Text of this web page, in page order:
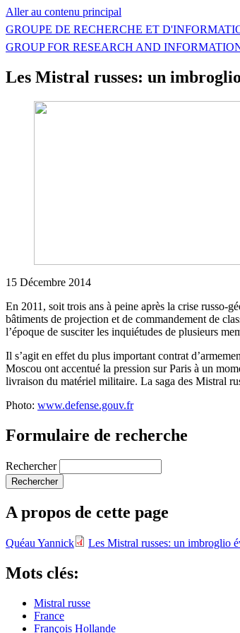
Aller au contenu principal
GROUPE DE RECHERCHE ET
GROUP FOR RESEARCH AND
Les Mistral russes: un
15 Décembre 2014
En 2011, soit trois ans à peine après la crise russo-
bâtiments de projection et de commandement de
l’époque de susciter les inquiétudes de plusieurs
Il s’agit en effet du plus important contrat
Moscou ont accentué la pression sur Paris à un
livraison du matériel militaire. La saga des Mistral
Photo: www.defense.gouv.fr
Formulaire de recherche
Rechercher
A propos de cette page
Quéau Yannick Les Mistral russes: un imbroglio
Mots clés:
Mistral russe
France
François Hollande